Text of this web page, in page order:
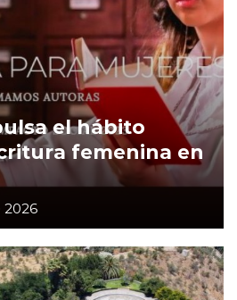
el hábito
femenina en
2026